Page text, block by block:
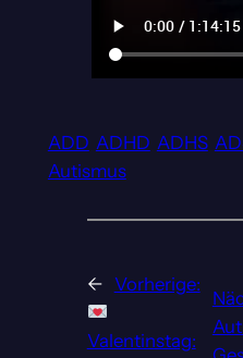
ADD ADHD ADHS
Autismus
← Vorherige:
Valentinstag: